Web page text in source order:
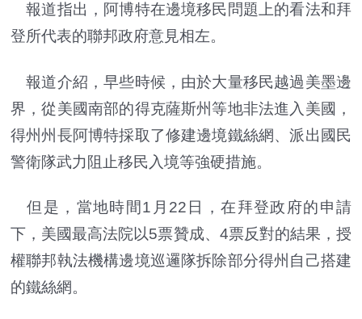
報道指出，阿博特在邊境移民問題上的看法和拜
登所代表的聯邦政府意見相左。
報道介紹，早些時候，由於大量移民越過美墨邊
界，從美國南部的得克薩斯州等地非法進入美國，
得州州長阿博特採取了修建邊境鐵絲網、派出國民
警衛隊武力阻止移民入境等強硬措施。
但是，當地時間1月22日，在拜登政府的申請
下，美國最高法院以5票贊成、4票反對的結果，授
權聯邦執法機構邊境巡邏隊拆除部分得州自己搭建
的鐵絲網。